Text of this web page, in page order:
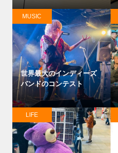
世界最大のインディーズ
バンドのコンテスト
MUSIC
LIFE